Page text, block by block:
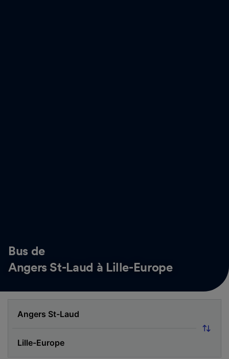
Bus de
Angers St-Laud à Lille-Europe